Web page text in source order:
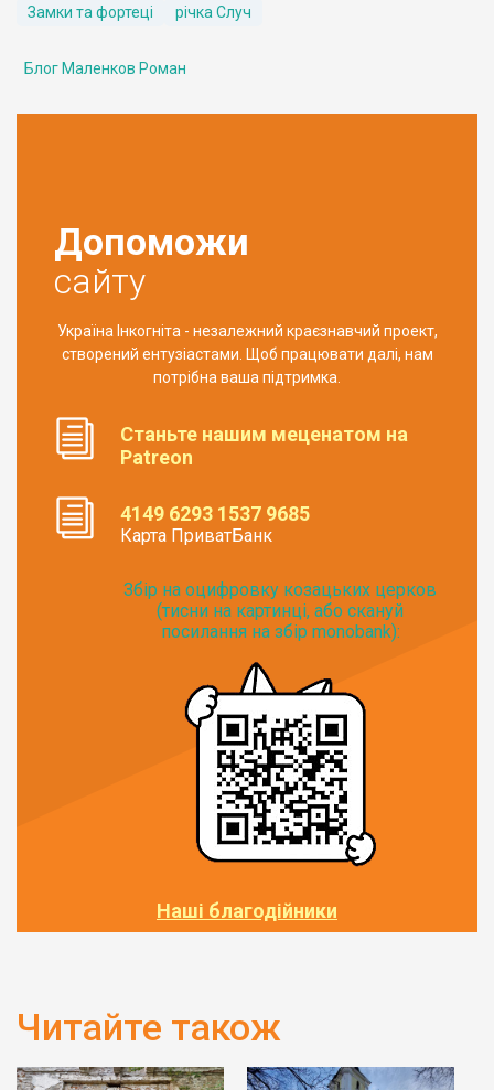
Замки та фортеці річка Случ
Блог Маленков Роман
Допоможи
сайту
Україна Інкогніта - незалежний краєзнавчий проект,
створений ентузіастами. Щоб працювати далі, нам
потрібна ваша підтримка.
Станьте нашим меценатом на
Patreon
4149 6293 1537 9685
Карта ПриватБанк
Збір на оцифровку козацьких церков
(тисни на картинці, або скануй
посилання на збір monobank):
Наші благодійники
Читайте також